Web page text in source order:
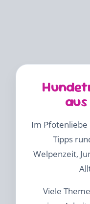
Im Pfotenliebe
Tipps
Welpenzeit,
Viele